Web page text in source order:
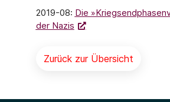
2019-08: Die
der Nazis
Zurück zur Übersicht